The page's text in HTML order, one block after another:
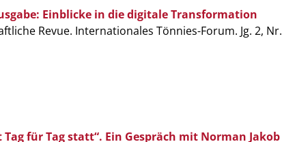
Einblicke in die digitale Transformation
Revue. Internationales Tönnies-Forum. Jg. 2, Nr.
für Tag statt“. Ein Gespräch mit Norman Jakob